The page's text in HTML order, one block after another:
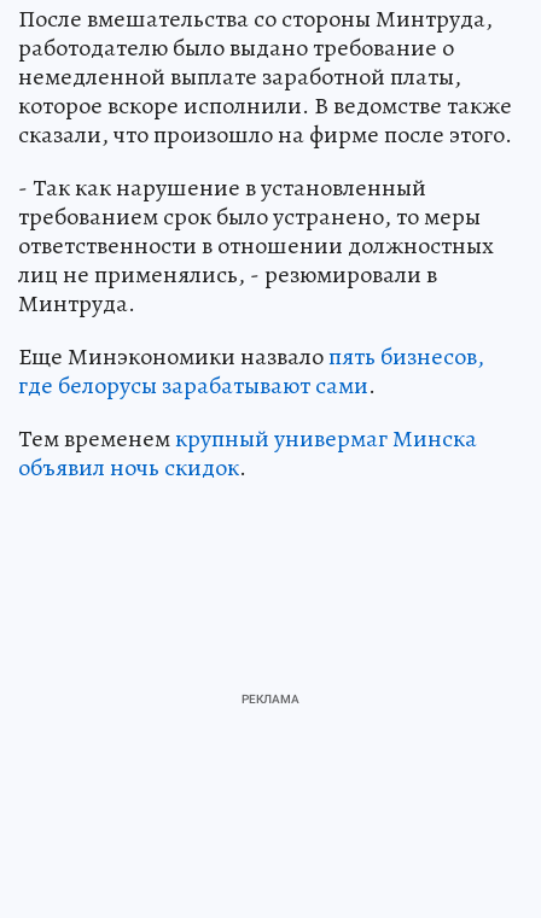
После вмешательства со стороны Минтруда,
работодателю было выдано требование о
немедленной выплате заработной платы,
которое вскоре исполнили. В ведомстве также
сказали, что произошло на фирме после этого.
- Так как нарушение в установленный
требованием срок было устранено, то меры
ответственности в отношении должностных
лиц не применялись, - резюмировали в
Минтруда.
Еще Минэкономики назвалопять бизнесов,
где белорусы зарабатывают сами.
Тем временемкрупный универмаг Минска
объявил ночь скидок.